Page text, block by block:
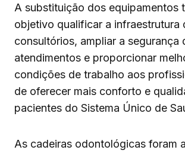
A substituição dos equipamentos
objetivo qualificar a infraestrutura
consultórios, ampliar a segurança
atendimentos e proporcionar
condições de trabalho aos
de oferecer mais conforto e
pacientes do Sistema Único de
As cadeiras odontológicas foram